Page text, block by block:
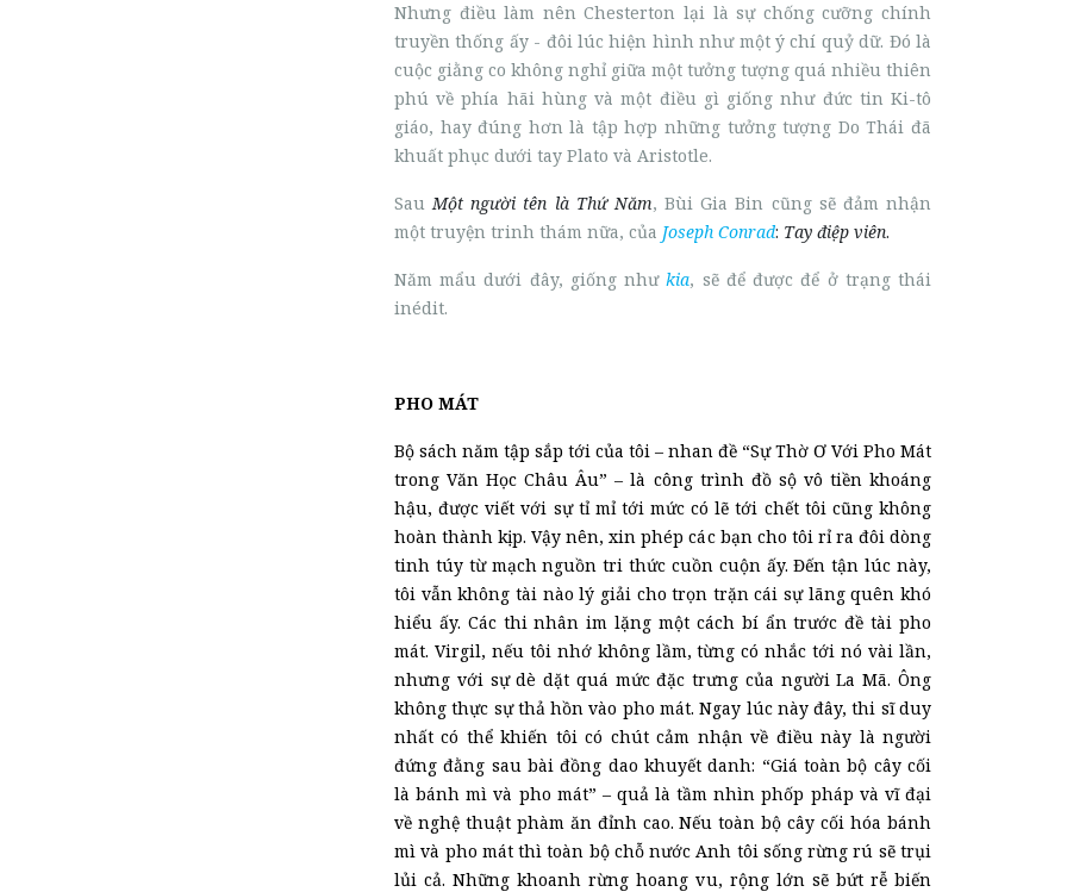
Nhưng điều làm nên Chesterton lại là sự chống cưỡng chính
truyền thống ấy - đôi lúc hiện hình như một ý chí quỷ dữ. Đó là
cuộc giằng co không nghỉ giữa một tưởng tượng quá nhiều thiên
phú về phía hãi hùng và một điều gì giống như đức tin Ki-tô
giáo, hay đúng hơn là tập hợp những tưởng tượng Do Thái đã
khuất phục dưới tay Plato và Aristotle.
SauMột người tên là Thứ Năm, Bùi Gia Bin cũng sẽ đảm nhận
một truyện trinh thám nữa, của Joseph Conrad: Tay điệp viên.
Năm mẩu dưới đây, giống nhưkia, sẽ để được để ở trạng thái
inédit.
PHO MÁT
Bộ sách năm tập sắp tới của tôi – nhan đề “Sự Thờ Ơ Với Pho Mát
trong Văn Học Châu Âu” – là công trình đồ sộ vô tiền khoáng
hậu, được viết với sự tỉ mỉ tới mức có lẽ tới chết tôi cũng không
hoàn thành kịp. Vậy nên, xin phép các bạn cho tôi rỉ ra đôi dòng
tinh túy từ mạch nguồn tri thức cuồn cuộn ấy. Đến tận lúc này,
tôi vẫn không tài nào lý giải cho trọn trặn cái sự lãng quên khó
hiểu ấy. Các thi nhân im lặng một cách bí ẩn trước đề tài pho
mát. Virgil, nếu tôi nhớ không lầm, từng có nhắc tới nó vài lần,
nhưng với sự dè dặt quá mức đặc trưng của người La Mã. Ông
không thực sự thả hồn vào pho mát. Ngay lúc này đây, thi sĩ duy
nhất có thể khiến tôi có chút cảm nhận về điều này là người
đứng đằng sau bài đồng dao khuyết danh: “Giá toàn bộ cây cối
là bánh mì và pho mát” – quả là tầm nhìn phốp pháp và vĩ đại
về nghệ thuật phàm ăn đỉnh cao. Nếu toàn bộ cây cối hóa bánh
mì và pho mát thì toàn bộ chỗ nước Anh tôi sống rừng rú sẽ trụi
lủi cả. Những khoanh rừng hoang vu, rộng lớn sẽ bứt rễ biến